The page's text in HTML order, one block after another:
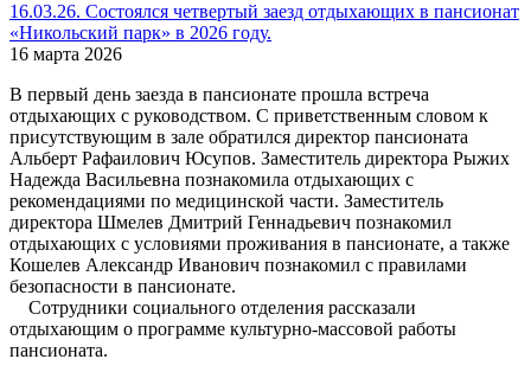
16.03.26. Состоялся четвертый заезд отдыхающих в пансионат
«Никольский парк» в 2026 году.
16 марта 2026
В первый день заезда в пансионате прошла встреча
отдыхающих с руководством. С приветственным словом к
присутствующим в зале обратился директор пансионата
Альберт Рафаилович Юсупов. Заместитель директора Рыжих
Надежда Васильевна познакомила отдыхающих с
рекомендациями по медицинской части. Заместитель
директора Шмелев Дмитрий Геннадьевич познакомил
отдыхающих с условиями проживания в пансионате, а также
Кошелев Александр Иванович познакомил с правилами
безопасности в пансионате.
Сотрудники социального отделения рассказали
отдыхающим о программе культурно-массовой работы
пансионата.